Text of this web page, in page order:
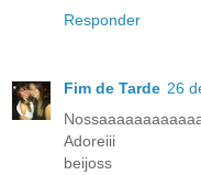
Responder
Fim de Tarde 26
Adoreiii
beijoss